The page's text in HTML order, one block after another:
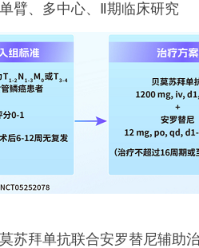
臂、多中心、Ⅱ期临床研究
苏拜单抗联合安罗替尼辅助